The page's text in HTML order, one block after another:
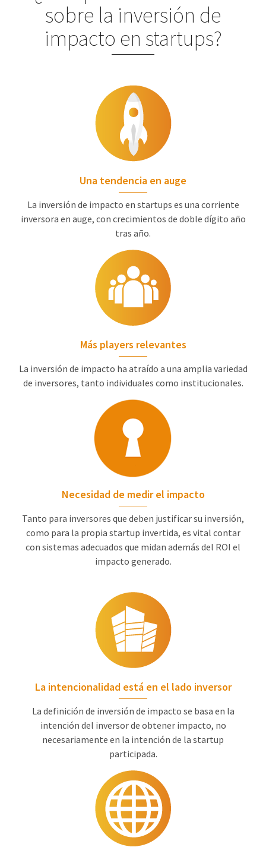
sobre la inversión de
impacto en startups?
Una tendencia en auge
La inversión de impacto en startups es una corriente
inversora en auge, con crecimientos de doble dígito año
tras año.
Más players relevantes
La inversión de impacto ha atraído a una amplia variedad
de inversores, tanto individuales como institucionales.
Necesidad de medir el impacto
Tanto para inversores que deben justificar su inversión,
como para la propia startup invertida, es vital contar
con sistemas adecuados que midan además del ROI el
impacto generado.
La intencionalidad está en el lado inversor
La definición de inversión de impacto se basa en la
intención del inversor de obtener impacto, no
necesariamente en la intención de la startup
participada.